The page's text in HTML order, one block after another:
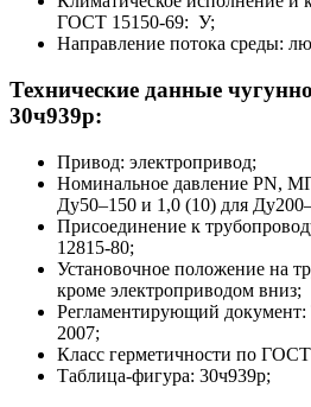
ГОСТ 15150-69: У;
Направление потока среды:
Технические данные
30ч939р:
Привод: электропривод;
Номинальное давление PN,
Ду50–150 и 1,0 (10) для
Присоединение к
12815-80;
Установочное положение на
кроме электроприводом вниз;
Регламентирующий
2007;
Класс герметичности по
Таблица-фигура: 30ч939р;